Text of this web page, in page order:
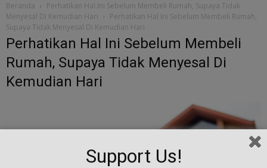
Beranda
Perhatikan Hal Ini Sebelum Membeli Rumah, Supaya Tidak
Menyesal Di Kemudian Hari
Perhatikan Hal Ini Sebelum Membeli Rumah,
Supaya Tidak Menyesal Di Kemudian Hari
Perhatikan Hal Ini Sebelum Membeli
Rumah, Supaya Tidak Menyesal Di
Kemudian Hari
Support Us!